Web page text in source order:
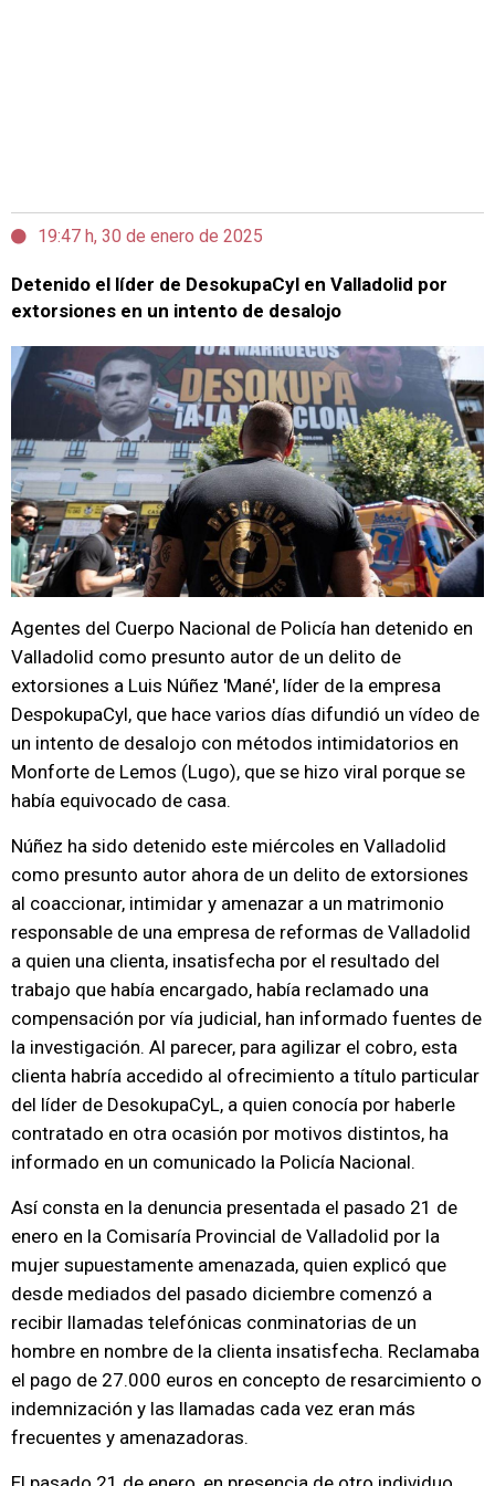
19:47 h, 30 de enero de 2025
Detenido el líder de DesokupaCyl en Valladolid por
extorsiones en un intento de desalojo
Agentes del Cuerpo Nacional de Policía han detenido en
Valladolid como presunto autor de un delito de
extorsiones a Luis Núñez 'Mané', líder de la empresa
DespokupaCyl, que hace varios días difundió un vídeo de
un intento de desalojo con métodos intimidatorios en
Monforte de Lemos (Lugo), que se hizo viral porque se
había equivocado de casa.
Núñez ha sido detenido este miércoles en Valladolid
como presunto autor ahora de un delito de extorsiones
al coaccionar, intimidar y amenazar a un matrimonio
responsable de una empresa de reformas de Valladolid
a quien una clienta, insatisfecha por el resultado del
trabajo que había encargado, había reclamado una
compensación por vía judicial, han informado fuentes de
la investigación. Al parecer, para agilizar el cobro, esta
clienta habría accedido al ofrecimiento a título particular
del líder de DesokupaCyL, a quien conocía por haberle
contratado en otra ocasión por motivos distintos, ha
informado en un comunicado la Policía Nacional.
Así consta en la denuncia presentada el pasado 21 de
enero en la Comisaría Provincial de Valladolid por la
mujer supuestamente amenazada, quien explicó que
desde mediados del pasado diciembre comenzó a
recibir llamadas telefónicas conminatorias de un
hombre en nombre de la clienta insatisfecha. Reclamaba
el pago de 27.000 euros en concepto de resarcimiento o
indemnización y las llamadas cada vez eran más
frecuentes y amenazadoras.